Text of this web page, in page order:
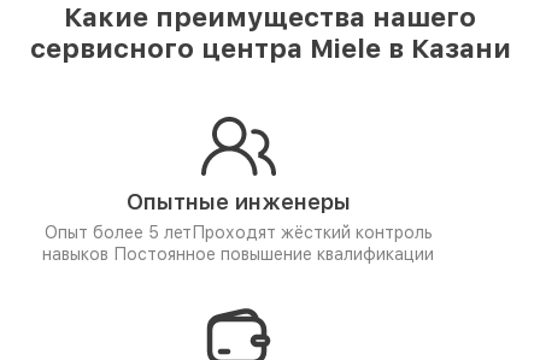
Какие преимущества нашего
сервисного центра Miele в Казани
Опытные инженеры
Опыт более 5 лет Проходят жёсткий контроль
навыков Постоянное повышение квалификации